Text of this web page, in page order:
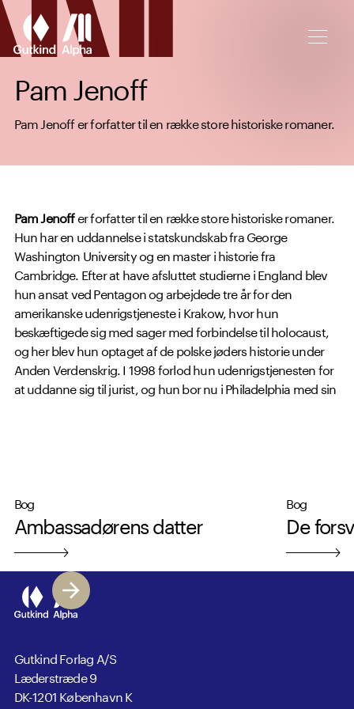
Spring til hovedindhold
Pam Jenoff
Pam Jenoff er forfatter til en række store historiske romaner.
Pam Jenoffer forfatter til en række store historiske romaner.
Hun har en uddannelse i statskundskab fra George
Washington University og en master i historie fra
Cambridge. Efter at have afsluttet studierne i England blev
hun ansat ved Pentagon og arbejdede tre år for den
amerikanske udenrigstjeneste i Krakow, hvor hun
beskæftigede sig med sager med forbindelse til holocaust,
og her blev hun optaget af de polske jøders historie under
Anden Verdenskrig. I 1998 forlod hun udenrigstjenesten for
at uddanne sig til jurist, og hun bor nu i Philadelphia med sin
Bog
Ambassadørens datter
Bog
De
Gutkind Forlag A/S
Læderstræde 9
DK-1201 København K